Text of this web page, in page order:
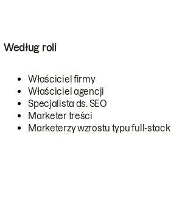
Według roli
Właściciel firmy
Właściciel agencji
Specjalista ds. SEO
Marketer treści
Marketerzy wzrostu typu full-stack